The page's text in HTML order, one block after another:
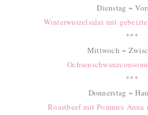
Dienstag ~
Winterwurzelsalat mit
***
Mittwoch ~
***
Donnerstag ~
Roastbeef mit Pommes Anna